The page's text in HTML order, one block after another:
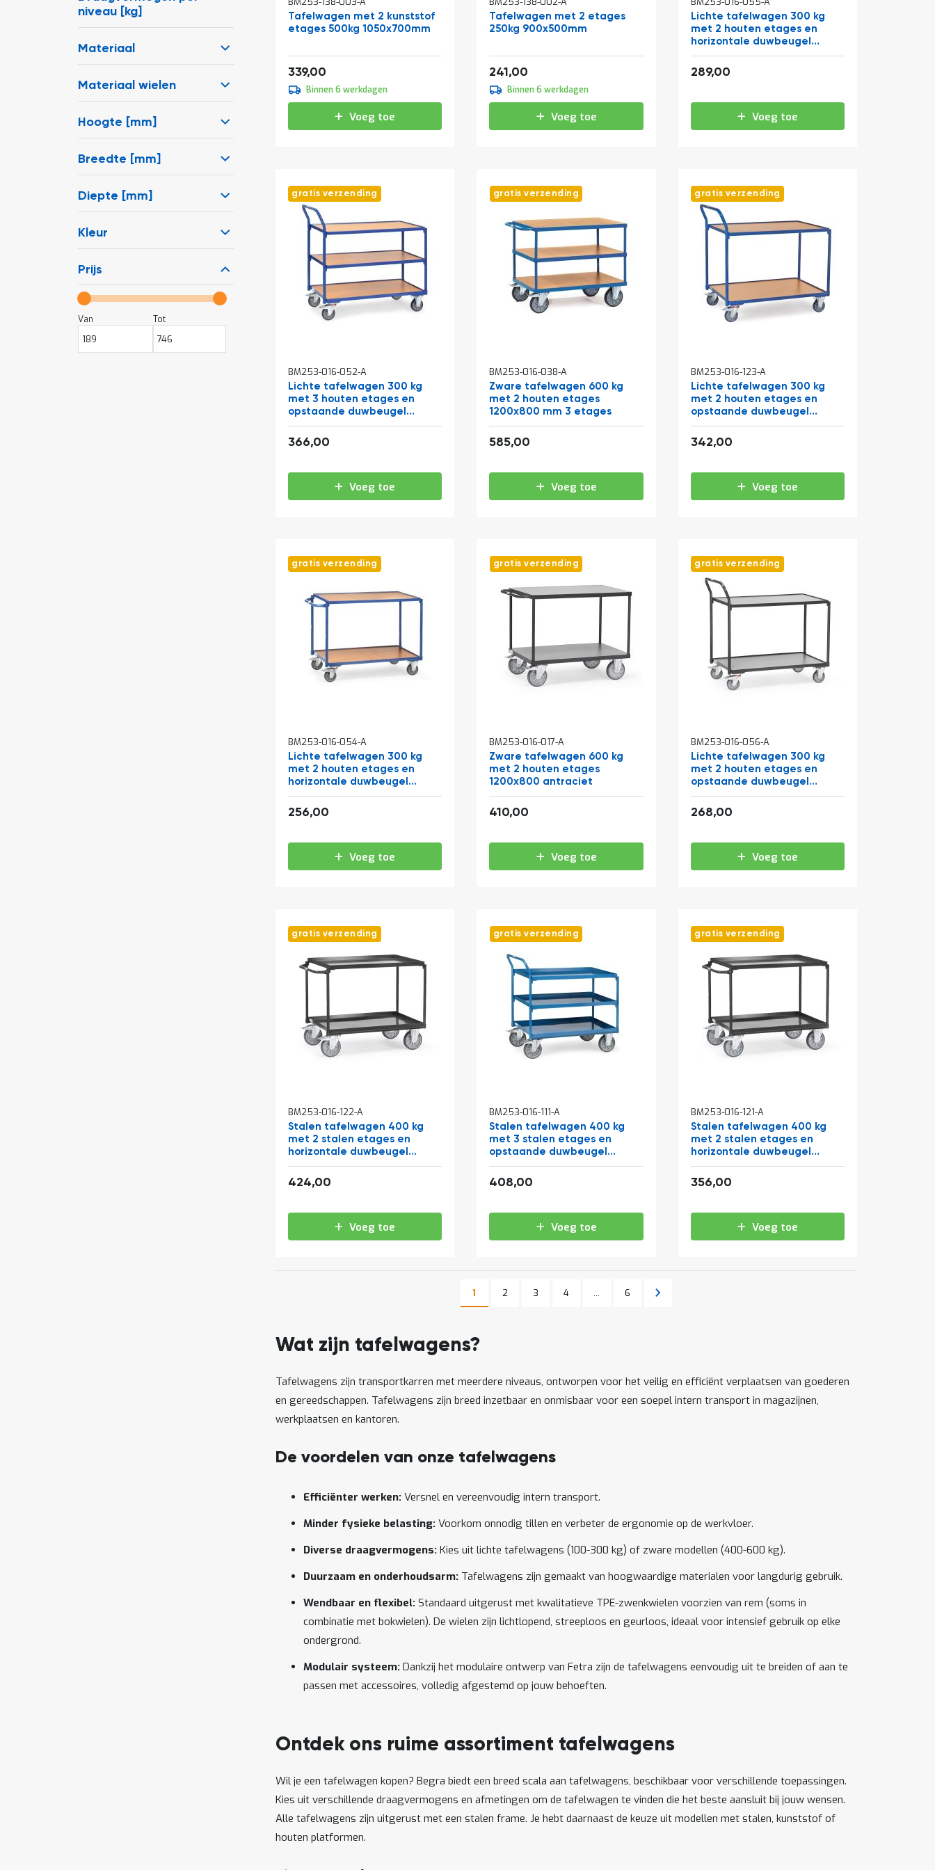
niveau [kg]
Materiaal
Materiaal wielen
Hoogte [mm]
Breedte [mm]
Diepte [mm]
Kleur
Prijs
Van Tot
Tafelwagen met 2 kunststof
etages 500kg 1050x700mm
339,00
Binnen 6 werkdagen
Voeg toe
Tafelwagen met 2 etages
250kg 900x500mm
241,00
Binnen 6 werkdagen
Voeg toe
Lichte tafelwagen 300 kg
met 2 houten etages en
horizontale duwbeugel
1000x600
289,00
Voeg toe
gratis verzending
BM253-016-052-A
Lichte tafelwagen 300 kg
met 3 houten etages en
opstaande duwbeugel
1000x600
366,00
Voeg toe
gratis verzending
BM253-016-038-A
Zware tafelwagen 600 kg
met 2 houten etages
1200x800 mm 3 etages
585,00
Voeg toe
gratis verzending
BM253-016-123-A
Lichte tafelwagen 300 kg
met 2 houten etages en
opstaande duwbeugel
1000x700
342,00
Voeg toe
gratis verzending
BM253-016-054-A
Lichte tafelwagen 300 kg
met 2 houten etages en
horizontale duwbeugel
850x500
256,00
Voeg toe
gratis verzending
BM253-016-017-A
Zware tafelwagen 600 kg
met 2 houten etages
1200x800 antraciet
410,00
Voeg toe
gratis verzending
BM253-016-056-A
Lichte tafelwagen 300 kg
met 2 houten etages en
opstaande duwbeugel
850x500 antraciet
268,00
Voeg toe
gratis verzending
BM253-016-122-A
Stalen tafelwagen 400 kg
met 2 stalen etages en
horizontale duwbeugel
1000x700 antraciet
424,00
Voeg toe
gratis verzending
BM253-016-111-A
Stalen tafelwagen 400 kg
met 3 stalen etages en
opstaande duwbeugel
850x500
408,00
Voeg toe
gratis verzending
BM253-016-121-A
Stalen tafelwagen 400 kg
met 2 stalen etages en
horizontale duwbeugel
850x500 antraciet
356,00
Voeg toe
Pagina
U lees momenteel pagina
1 Pagina
2 Pagina
3 Pagina
4 ... Pagina
6 Pagina
Volgende
Wat zijn tafelwagens?
Tafelwagens zijn transportkarren met meerdere niveaus, ontworpen voor het veilig en efficiënt verplaatsen van goederen
en gereedschappen. Tafelwagens zijn breed inzetbaar en onmisbaar voor een soepel intern transport in magazijnen,
werkplaatsen en kantoren.
De voordelen van onze tafelwagens
Efficiënter werken: Versnel en vereenvoudig intern transport.
Minder fysieke belasting: Voorkom onnodig tillen en verbeter de ergonomie op de werkvloer.
Diverse draagvermogens:Kies uit lichte tafelwagens (100-300 kg) of zware modellen (400-600 kg).
Duurzaam en onderhoudsarm:Tafelwagens zijn gemaakt van hoogwaardige materialen voor langdurig gebruik.
Wendbaar en flexibel:Standaard uitgerust met kwalitatieve TPE-zwenkwielen voorzien van rem (soms in
combinatie met bokwielen). De wielen zijn lichtlopend, streeploos en geurloos, ideaal voor intensief gebruik op elke
ondergrond.
Modulair systeem:Dankzij het modulaire ontwerp van Fetra zijn de tafelwagens eenvoudig uit te breiden of aan te
passen met accessoires, volledig afgestemd op jouw behoeften.
Ontdek ons ruime assortiment tafelwagens
Wil je een tafelwagen kopen? Begra biedt een breed scala aan tafelwagens, beschikbaar voor verschillende toepassingen.
Kies uit verschillende draagvermogens en afmetingen om de tafelwagen te vinden die het beste aansluit bij jouw wensen.
Alle tafelwagens zijn uitgerust met een stalen frame. Je hebt daarnaast de keuze uit modellen met stalen, kunststof of
houten platformen.